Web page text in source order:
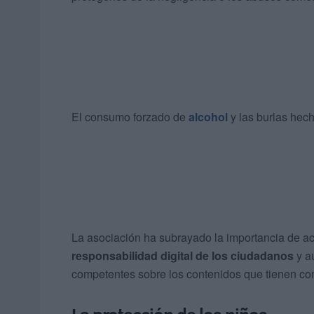
El consumo forzado de alcohol y las burlas
La asociación ha subrayado la importancia de
responsabilidad digital de los ciudadanos y
competentes sobre los contenidos que tienen